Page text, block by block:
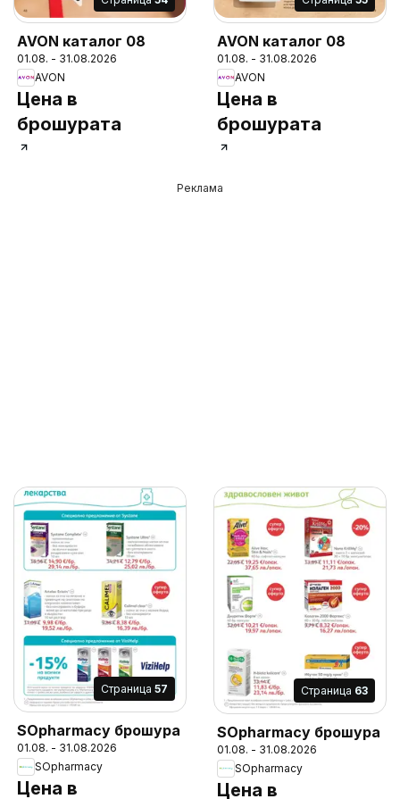
AVON каталог 08
01.08. - 31.08.2026
AVON
Цена в
брошурата
AVON каталог 08
01.08. - 31.08.2026
AVON
Цена в
брошурата
Реклама
Cтраница 57
SOpharmacy брошура
01.08. - 31.08.2026
SOpharmacy
Цена в
Cтраница 63
SOpharmacy брошура
01.08. - 31.08.2026
SOpharmacy
Цена в